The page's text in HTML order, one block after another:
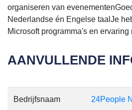
organiseren van
Nederlandse én Engelse taalJe
Microsoft programma's en ervaring
AANVULLENDE
Bedrijfsnaam 24People